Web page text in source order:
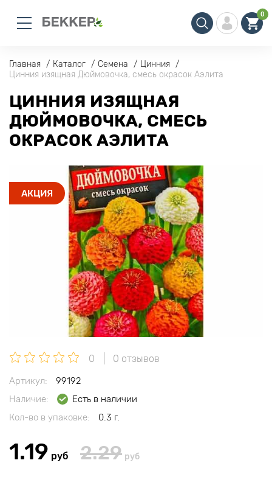
0
Главная Каталог Семена
Цинния
Цинния изящная Дюймовочка, смесь окрасок Аэлита
ЦИННИЯ ИЗЯЩНАЯ
ДЮЙМОВОЧКА, СМЕСЬ
ОКРАСОК АЭЛИТА
АКЦИЯ
0 0 отзывов
Артикул:
99192
Наличие:
Есть в наличии
Кол-во в упаковке:
0.3 г.
1.19 руб 2.29 руб